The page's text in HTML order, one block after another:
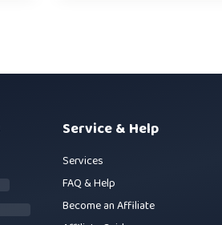
Service & Help
Services
FAQ & Help
Become an Affiliate